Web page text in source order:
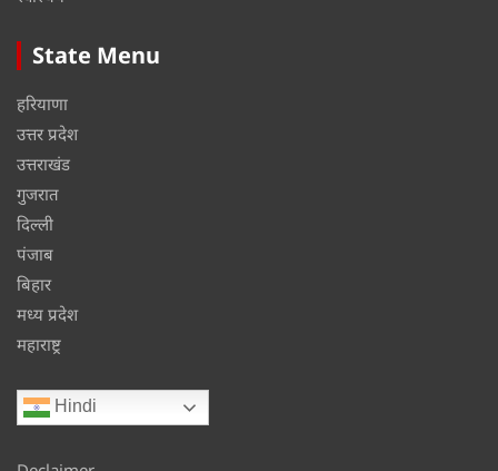
State Menu
हरियाणा
उत्तर प्रदेश
उत्तराखंड
गुजरात
दिल्ली
पंजाब
बिहार
मध्य प्रदेश
महाराष्ट्र
Hindi